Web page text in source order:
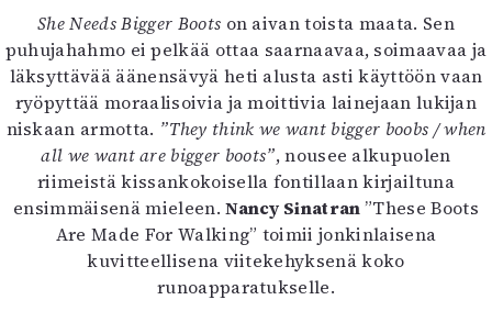
She Needs Bigger Boots on aivan toista maata. Sen
puhujahahmo ei pelkää ottaa saarnaavaa, soimaavaa ja
läksyttävää äänensävyä heti alusta asti käyttöön vaan
ryöpyttää moraalisoivia ja moittivia lainejaan lukijan
niskaan armotta. ”They think we want bigger boobs / when
all we want are bigger boots”, nousee alkupuolen
riimeistä kissankokoisella fontillaan kirjailtuna
ensimmäisenä mieleen.Nancy Sinatran ”These Boots
Are Made For Walking” toimii jonkinlaisena
kuvitteellisena viitekehyksenä koko
runoapparatukselle.